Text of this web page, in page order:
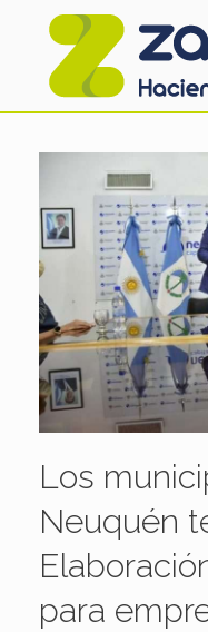
Los
Neuquén
para